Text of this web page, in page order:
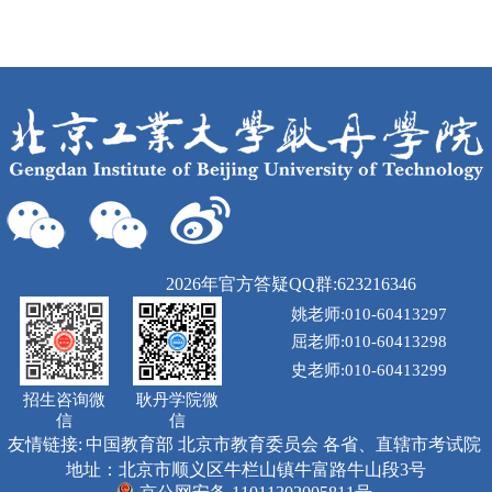
2026年官方答疑QQ群:623216346
姚老师:010-60413297
屈老师:010-60413298
史老师:010-60413299
耿丹学院微
信
招生咨询微
信
友情链接: 中国教育部 北京市教育委员会 各省、直辖市考试院
地址：北京市顺义区牛栏山镇牛富路牛山段3号